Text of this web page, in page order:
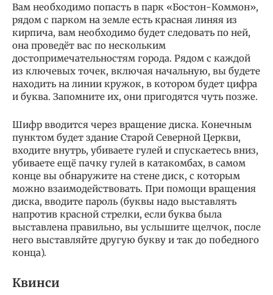
Вам необходимо попасть в парк «Бостон-Коммон»,
рядом с парком на земле есть красная линяя из
кирпича, вам необходимо будет следовать по ней,
она проведёт вас по нескольким
достопримечательностям города. Рядом с каждой
из ключевых точек, включая начальную, вы будете
находить на линии кружок, в котором будет цифра
и буква. Запомните их, они пригодятся чуть позже.
Шифр вводится через вращение диска. Конечным
пунктом будет здание Старой Северной Церкви,
входите внутрь, убиваете гулей и спускаетесь вниз,
убиваете ещё пачку гулей в катакомбах, в самом
конце вы обнаружите на стене диск, с которым
можно взаимодействовать. При помощи вращения
диска, вводите пароль (буквы надо выставлять
напротив красной стрелки, если буква была
выставлена правильно, вы услышите щелчок, после
него выставляйте другую букву и так до победного
конца).
Квинси